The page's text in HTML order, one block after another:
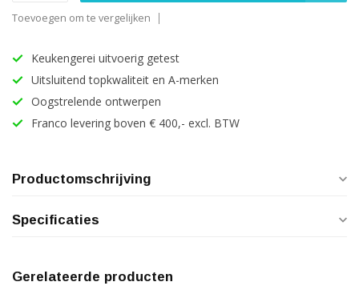
Toevoegen om te vergelijken
Keukengerei uitvoerig getest
Uitsluitend topkwaliteit en A-merken
Oogstrelende ontwerpen
Franco levering boven € 400,- excl. BTW
Productomschrijving
Specificaties
Gerelateerde producten